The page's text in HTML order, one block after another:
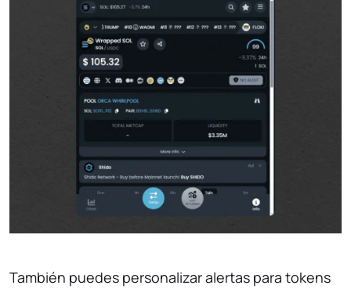
También puedes personalizar alertas para tokens